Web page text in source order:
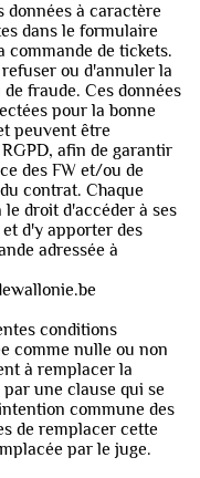
données à caractère
dans le formulaire
commande de tickets.
ou d'annuler la
fraude. Ces données
pour la bonne
peuvent être
afin de garantir
des FW et/ou de
contrat. Chaque
droit d'accéder à ses
d'y apporter des
adressée à
conditions
comme nulle ou non
à remplacer la
une clause qui se
commune des
de remplacer cette
par le juge.